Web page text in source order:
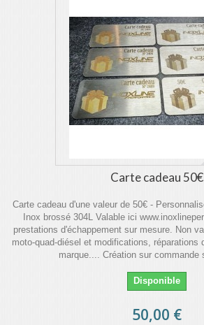
Carte cadeau 50€
Carte cadeau d'une valeur de 50€ -
Inox brossé 304L Valable ici
prestations d'échappement sur mesure. Non
moto-quad-diésel et modifications, réparations
marque.... Création sur commande
Disponible
50,00 €